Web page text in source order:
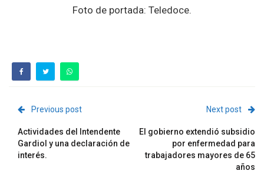
Foto de portada: Teledoce.
Previous post
Actividades del Intendente
Gardiol y una declaración de
interés.
Next post
El gobierno extendió subsidio
por enfermedad para
trabajadores mayores de 65
años